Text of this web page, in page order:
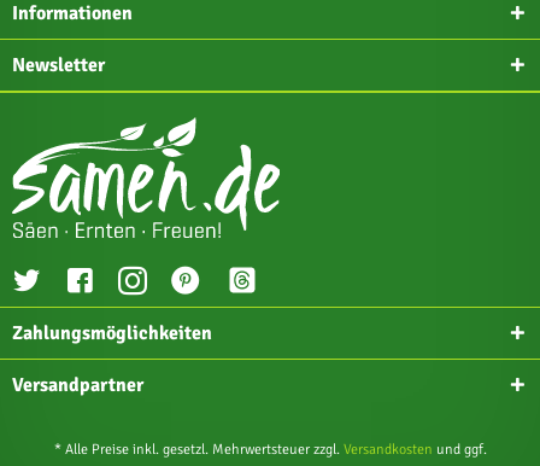
Informationen
Newsletter
Zahlungsmöglichkeiten
Versandpartner
* Alle Preise inkl. gesetzl. Mehrwertsteuer zzgl. Versandkosten und ggf.